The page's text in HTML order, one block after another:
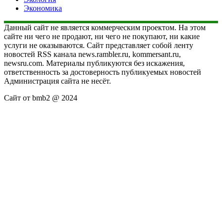
Экономика
Данный сайт не является коммерческим проектом. На этом
сайте ни чего не продают, ни чего не покупают, ни какие
услуги не оказываются. Сайт представляет собой ленту
новостей RSS канала news.rambler.ru, kommersant.ru,
newsru.com. Материалы публикуются без искажения,
ответственность за достоверность публикуемых новостей
Администрация сайта не несёт.
Сайт от bmb2 @ 2024